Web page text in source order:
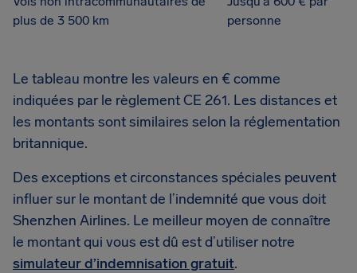
plus de 3 500 km
personne
Le tableau montre les valeurs en € comme
indiquées par le règlement CE 261. Les distances et
les montants sont similaires selon la réglementation
britannique.
Des exceptions et circonstances spéciales peuvent
influer sur le montant de l’indemnité que vous doit
Shenzhen Airlines. Le meilleur moyen de connaître
le montant qui vous est dû est d’utiliser notre
simulateur d’indemnisation gratuit.